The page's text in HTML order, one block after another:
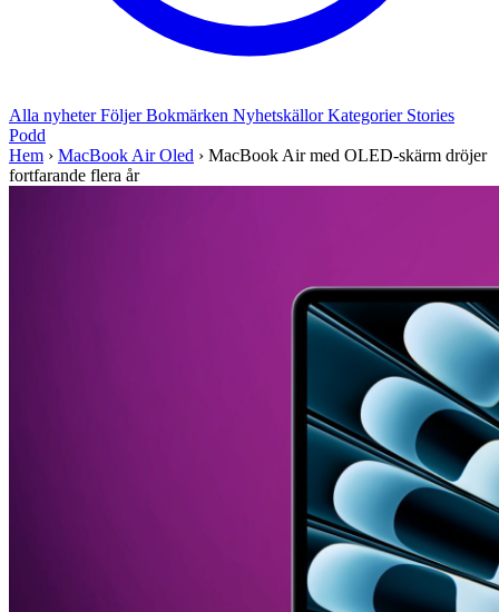
Alla nyheterFöljerBokmärken NyhetskällorKategorier Stories
Podd
Hem › MacBook Air Oled › MacBook Air med OLED-skärm dröjer
fortfarande flera år